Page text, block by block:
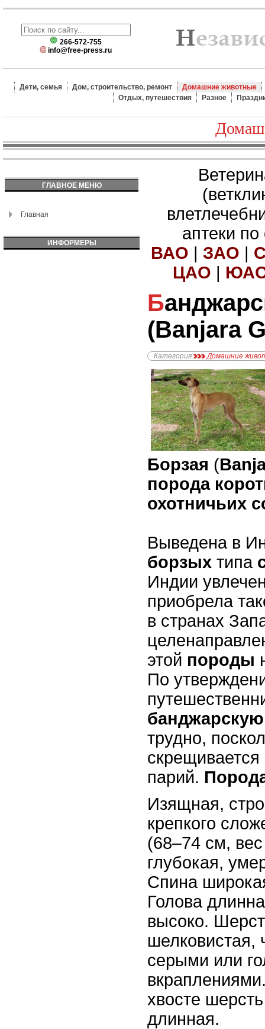
266-572-755
info@free-press.ru
Дети, семья Дом, строительство, ремонт
Домашние животные
Отдых, путешествия
Разное
ГЛАВНОЕ МЕНЮ
Главная
ИНФОРМЕРЫ
аптеки
ВАО | ЗАО |
ЦАО |
Банджарская Борзая
(Banjara
Категория Домашние
Борзая (
порода
охотничьих
Выведена в
борзых типа
Индии
приобрела
в странах
этой породы
По
трудно,
парий.
Изящная,
крепкого
(68–74 см,
глубокая,
Спина
Голова
высоко.
шелковистая,
серыми или
хвосте
длинная.